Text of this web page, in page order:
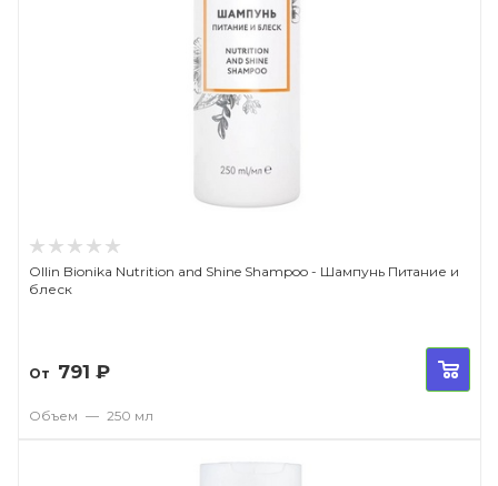
Ollin Bionika Nutrition and Shine Shampoo - Шампунь Питание и
блеск
От 791 ₽
Объем — 250 мл